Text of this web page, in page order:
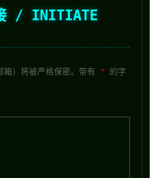
/ INITIATE
）将被严格保密。带有 * 的字